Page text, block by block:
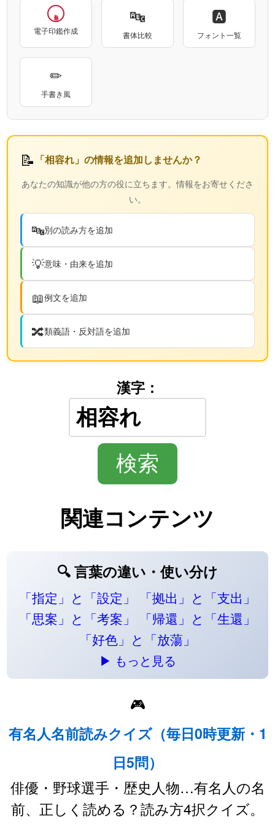
電子印鑑作成
🔤
書体比較
🅰
フォント一覧
✏
手書き風
📝 「相容れ」の情報を追加しませんか？
あなたの知識が他の方の役に立ちます。情報をお寄せくださ
い。
🔤別の読み方を追加
💡意味・由来を追加
📖例文を追加
🔀類義語・反対語を追加
漢字：
関連コンテンツ
🔍 言葉の違い・使い分け
「指定」と「設定」
「拠出」と「支出」
「思案」と「考案」
「帰還」と「生還」
「好色」と「放蕩」
▶ もっと見る
🎮
有名人名前読みクイズ（毎日0時更新・1
日5問）
俳優・野球選手・歴史人物…有名人の名
前、正しく読める？読み方4択クイズ。